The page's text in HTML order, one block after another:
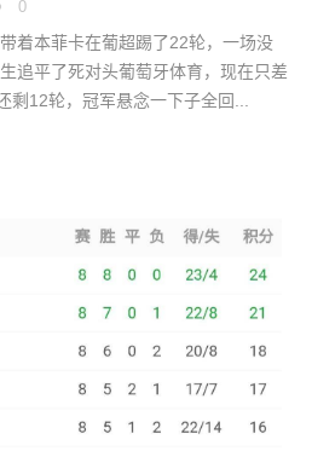
0
着本菲卡在葡超踢了22轮，一场没
追平了死对头葡萄牙体育，现在只差
12轮，冠军悬念一下子全回...